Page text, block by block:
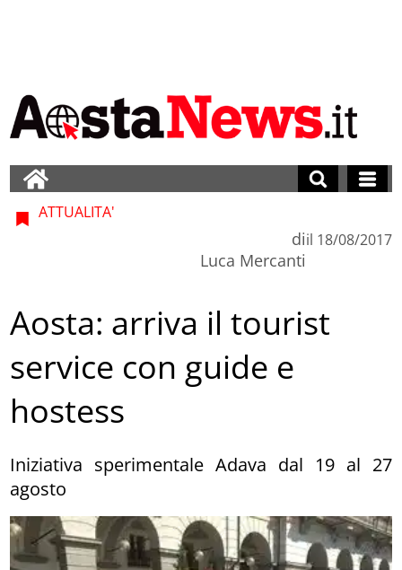
ATTUALITA'
di
Luca Mercanti
il 18/08/2017
Aosta: arriva il tourist
service con guide e
hostess
Iniziativa sperimentale Adava dal 19 al 27
agosto